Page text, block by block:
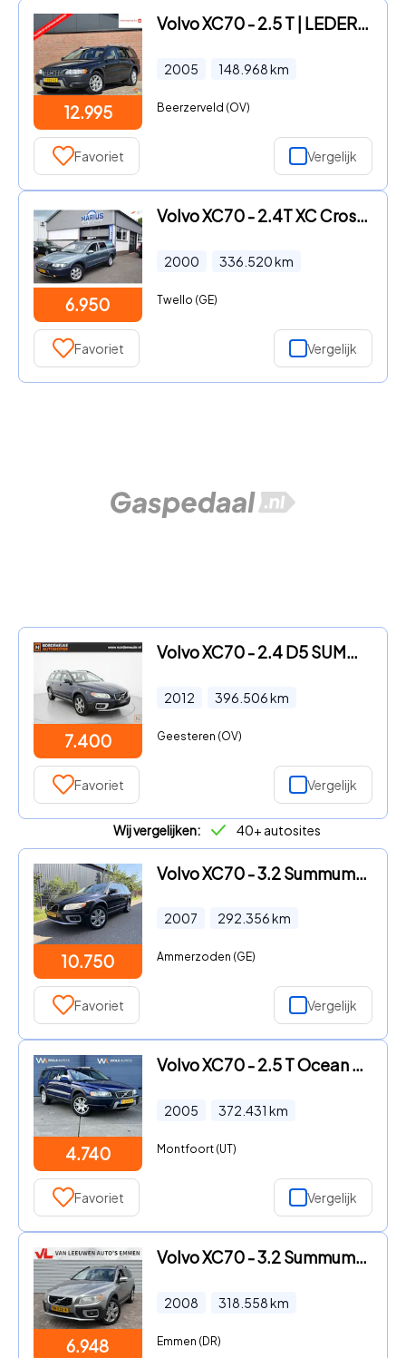
12.995
Volvo XC70 - 2.5 T | LEDER! | NAVI! | CRUISE! | TREKHAAK
2005 148.968km
Beerzerveld (OV)
Favoriet Vergelijk
6.950
Volvo XC70 - 2.4T XC Cross Country AWD Mistral Green 200 pk
2000 336.520km
Twello (GE)
Favoriet Vergelijk
7.400
Volvo XC70 - 2.4 D5 SUMMUM, MEMORY, AUT, TREKHAAK
2012 396.506km
Geesteren (OV)
Favoriet Vergelijk
Wij vergelijken: 40+ autosites
10.750
Volvo XC70 - 3.2 Summum / AUTOMAAT / LEER / SCHUIFDAK / KINDERZITJES / VO
2007 292.356km
Ammerzoden (GE)
Favoriet Vergelijk
4.740
Volvo XC70 - 2.5 T Ocean Race / AUTOMAAT / TREKHAAK / UNIEK
2005 372.431 km
Montfoort (UT)
Favoriet Vergelijk
6.948
Volvo XC70 - 3.2 Summum AWD | Nieuw Binnen! | Trekhaak | Pano | Stoelverw
2008 318.558km
Emmen (DR)